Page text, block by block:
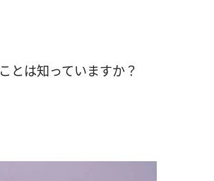
とは知っていますか？